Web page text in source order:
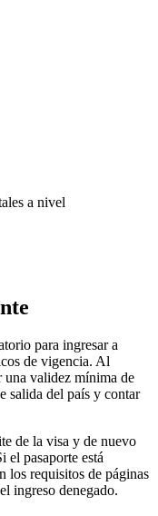
a nivel
para ingresar a
de vigencia. Al
una validez mínima de
salida del país y contar
de la visa y de nuevo
el pasaporte está
los requisitos de páginas
ingreso denegado.